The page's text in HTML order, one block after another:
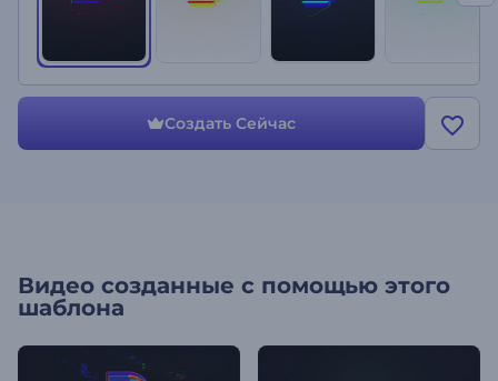
Создать Сейчас
Видео созданные с помощью этого
шаблона